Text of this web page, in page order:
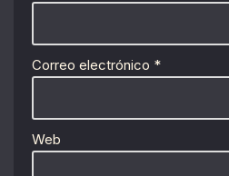
Correo electrónico *
Web